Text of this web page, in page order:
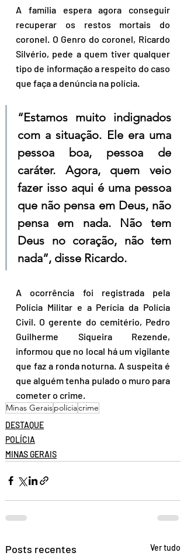
A família espera agora conseguir
recuperar os restos mortais do
coronel. O Genro do coronel, Ricardo
Silvério, pede a quem tiver qualquer
tipo de informação a respeito do caso
que faça a denúncia na polícia.
“Estamos muito indignados
com a situação. Ele era uma
pessoa boa, pessoa de
caráter. Agora, quem veio
fazer isso aqui é uma pessoa
que não pensa em Deus, não
pensa em nada. Não tem
Deus no coração, não tem
nada”, disse Ricardo.
A ocorrência foi registrada pela
Polícia Militar e a Perícia da Polícia
Civil. O gerente do cemitério, Pedro
Guilherme Siqueira Rezende,
informou que no local há um vigilante
que faz a ronda noturna. A suspeita é
que alguém tenha pulado o muro para
cometer o crime.
Minas Geraispolíciacrime
DESTAQUE
POLÍCIA
MINAS GERAIS
Posts recentes Ver tudo